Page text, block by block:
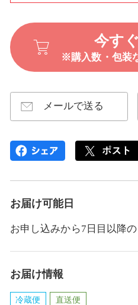
今す
※購入数・包装
メールで送る
お届け可能日
お申し込みから7日目以降
お届け情報
冷蔵便 直送便